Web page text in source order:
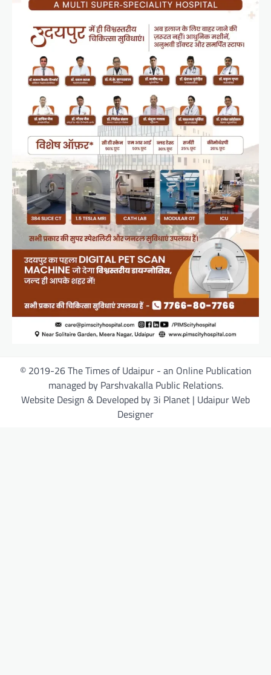
© 2019-26 The Times of Udaipur - an Online Publication
managed by Parshvakalla Public Relations.
Website Design & Developed by 3i Planet | Udaipur Web
Designer